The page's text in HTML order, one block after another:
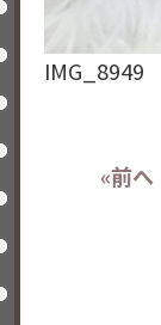
IMG_8949
«前へ